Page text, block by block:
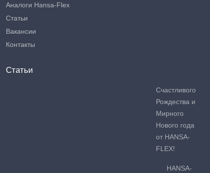
Аналоги Hansa-Flex
Статьи
Вакансии
Контакты
Статьи
Счастливого
Рождества и
Мирного
Нового года
от HANSA-
FLEX!
HANSA-